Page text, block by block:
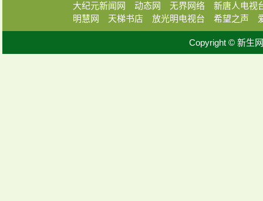
大纪元新闻网 动态网 无界网络
新唐人电视
明慧网
天梯书店 放光明电视台 希望之声
Copyright © 新生